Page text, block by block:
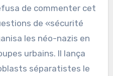
de commenter cet
de «sécurité
les néo-nazis en
urbains. Il lança
séparatistes le